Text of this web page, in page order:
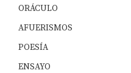
ORÁCULO
AFUERISMOS
POESÍA
ENSAYO